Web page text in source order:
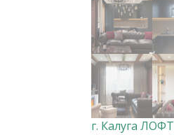
г. Калуга ЛОФТ